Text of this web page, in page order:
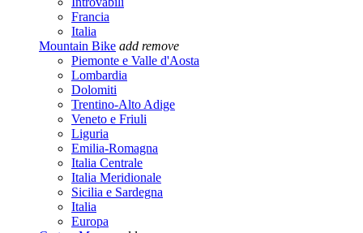
Francia
Italia
Mountain Bike add remove
Piemonte e Valle d'Aosta
Lombardia
Dolomiti
Trentino-Alto Adige
Veneto e Friuli
Liguria
Emilia-Romagna
Italia Centrale
Italia Meridionale
Sicilia e Sardegna
Italia
Europa